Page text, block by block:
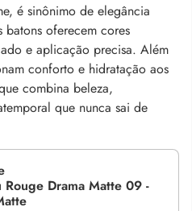
é sinônimo de elegância
batons oferecem cores
e aplicação precisa. Além
conforto e hidratação aos
combina beleza,
que nunca sai de
Rouge Drama Matte 09 -